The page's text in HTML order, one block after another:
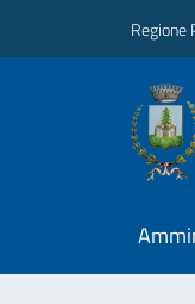
Regione